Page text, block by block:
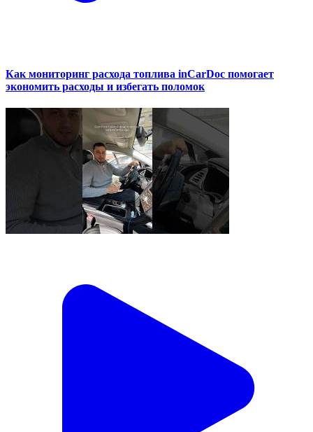
Как мониторинг расхода топлива inCarDoc помогает
экономить расходы и избегать поломок